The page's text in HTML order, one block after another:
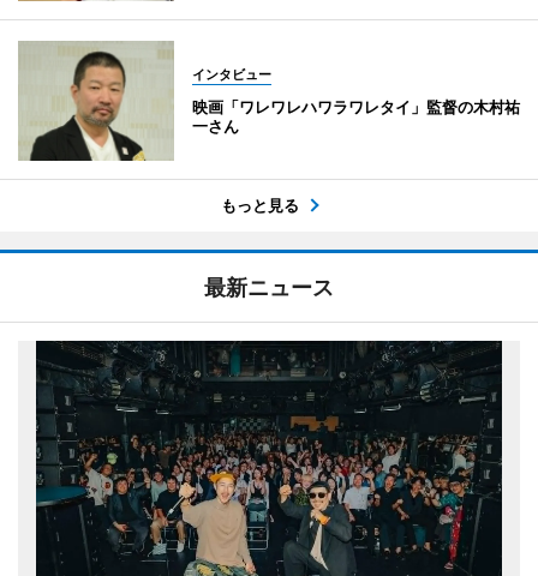
インタビュー
映画「ワレワレハワラワレタイ」監督の木村祐
一さん
もっと見る
最新ニュース